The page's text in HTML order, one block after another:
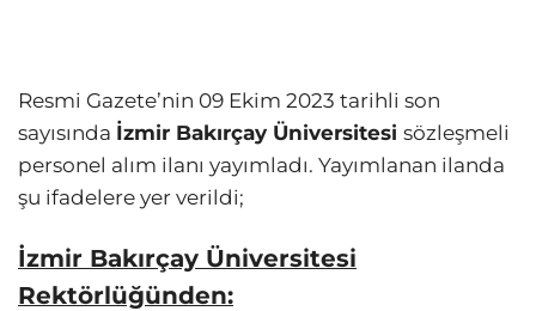
Resmi Gazete’nin 09 Ekim 2023 tarihli son
sayısında İzmir Bakırçay Üniversitesi sözleşmeli
personel alım ilanı yayımladı. Yayımlanan ilanda
şu ifadelere yer verildi;
İzmir Bakırçay Üniversitesi
Rektörlüğünden: